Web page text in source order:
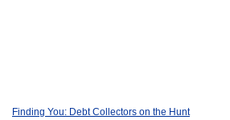
Finding You: Debt Collectors on the Hunt